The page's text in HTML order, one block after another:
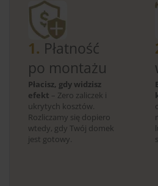
1. Płatność
po montażu
Płacisz, gdy widzisz
efekt – Zero zaliczek i
ukrytych kosztów.
Rozliczamy się dopiero
wtedy, gdy Twój domek
jest gotowy.